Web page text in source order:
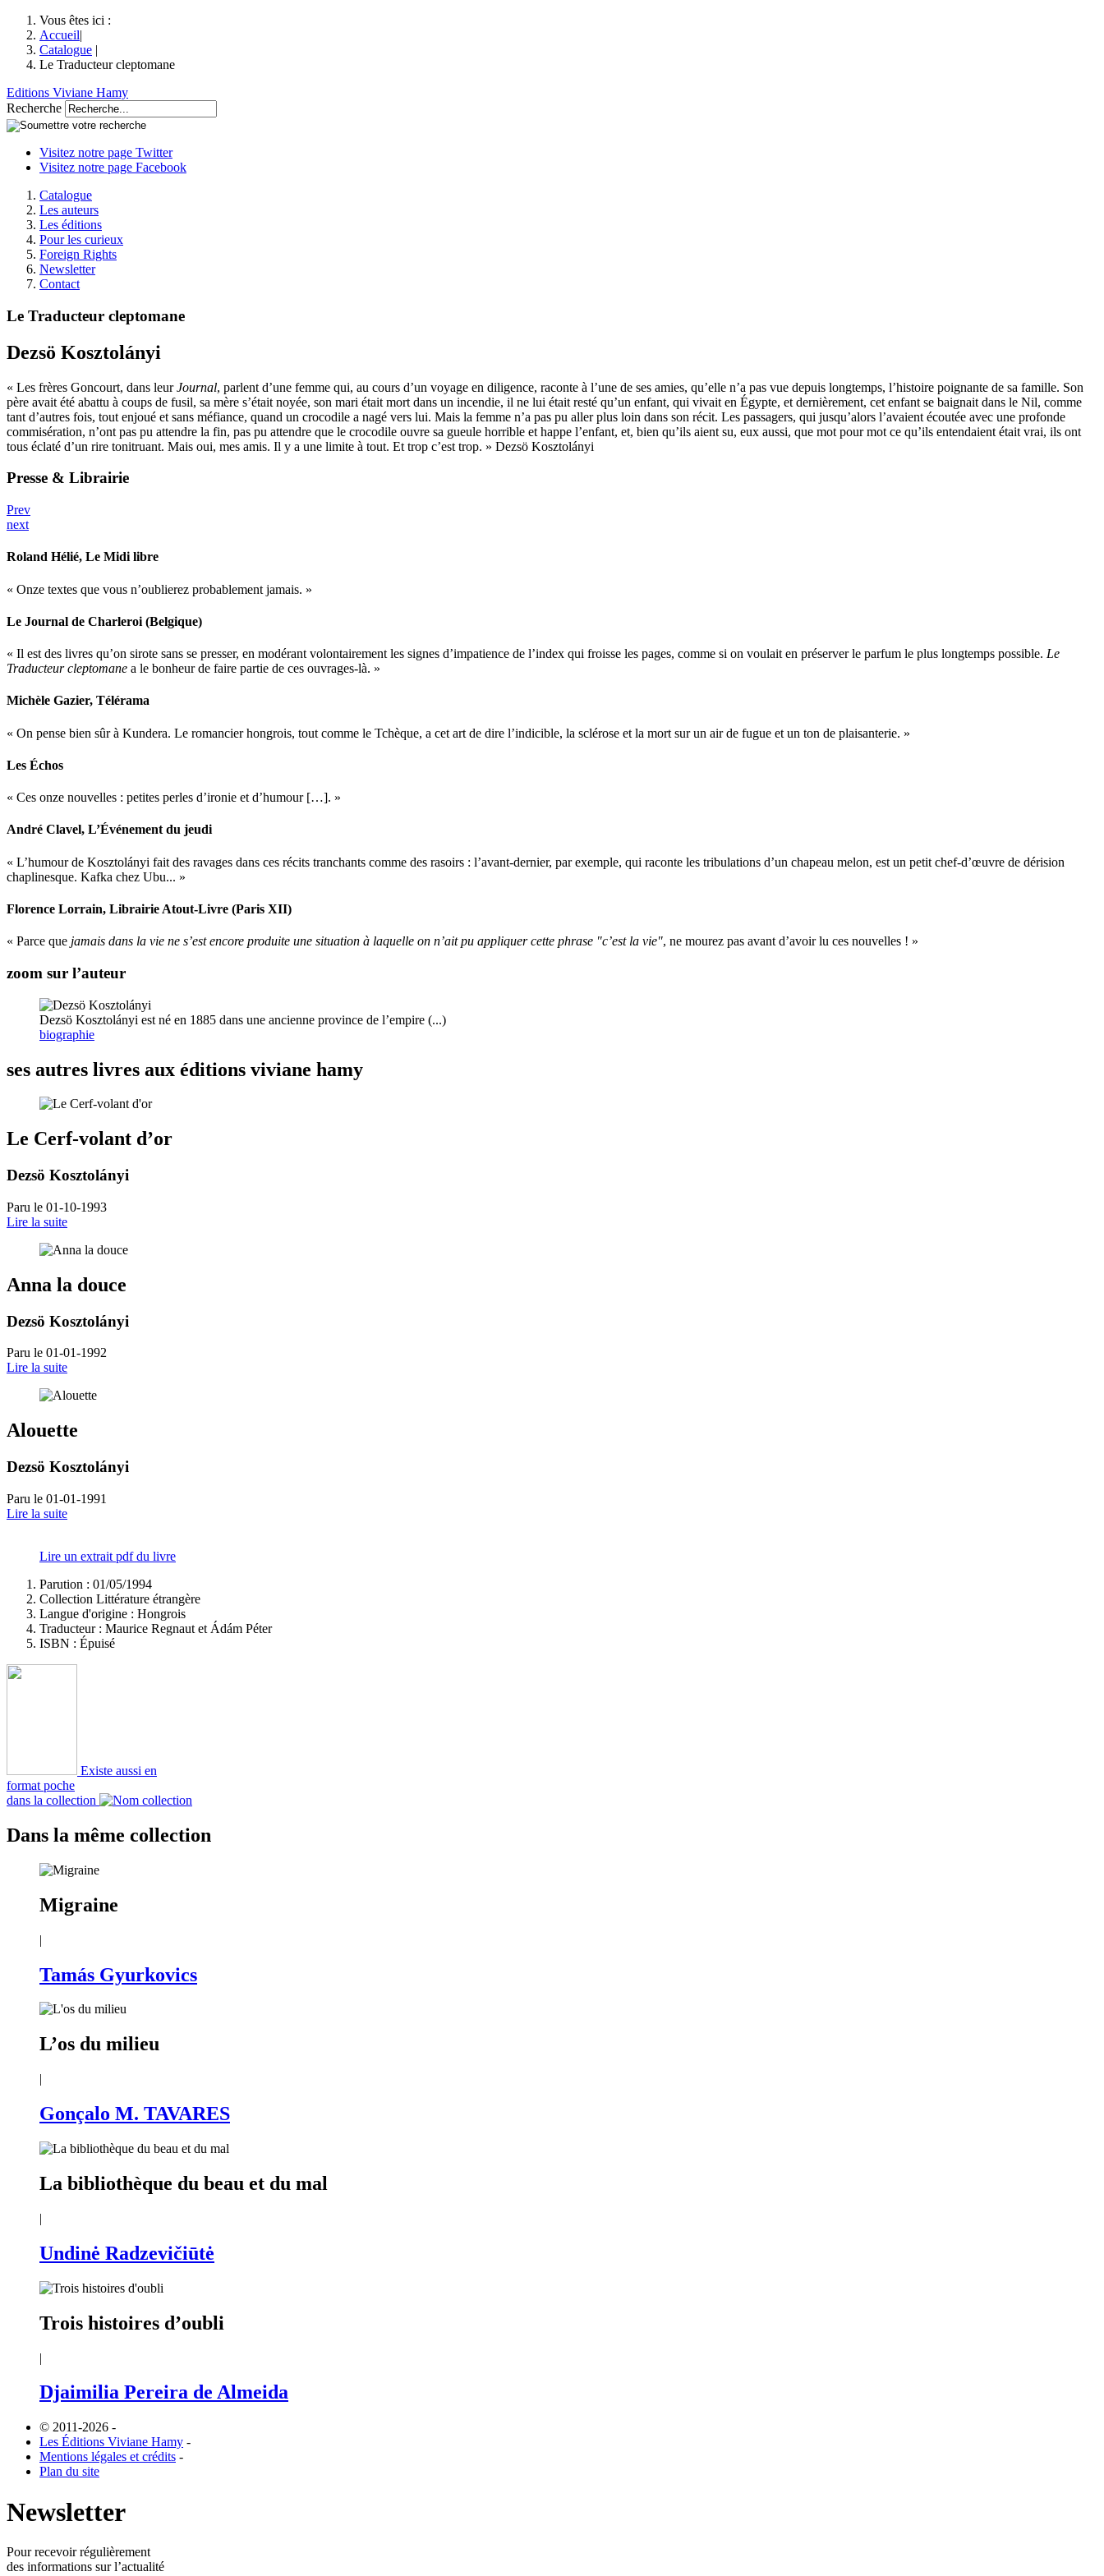
Vous êtes ici :
Accueil|
Catalogue |
Le Traducteur cleptomane
Editions Viviane Hamy
Recherche
Visitez notre page Twitter
Visitez notre page Facebook
Catalogue
Les auteurs
Les éditions
Pour les curieux
Foreign Rights
Newsletter
Contact
Le Traducteur cleptomane
Dezsö Kosztolányi
« Les frères Goncourt, dans leurJournal, parlent d’une femme qui, au cours d’un voyage en diligence, raconte à l’une de ses amies, qu’elle n’a pas vue depuis longtemps, l’histoire poignante de sa famille. Son
père avait été abattu à coups de fusil, sa mère s’était noyée, son mari était mort dans un incendie, il ne lui était resté qu’un enfant, qui vivait en Égypte, et dernièrement, cet enfant se baignait dans le Nil, comme
tant d’autres fois, tout enjoué et sans méfiance, quand un crocodile a nagé vers lui. Mais la femme n’a pas pu aller plus loin dans son récit. Les passagers, qui jusqu’alors l’avaient écoutée avec une profonde
commisération, n’ont pas pu attendre la fin, pas pu attendre que le crocodile ouvre sa gueule horrible et happe l’enfant, et, bien qu’ils aient su, eux aussi, que mot pour mot ce qu’ils entendaient était vrai, ils ont
tous éclaté d’un rire tonitruant. Mais oui, mes amis. Il y a une limite à tout. Et trop c’est trop. » Dezsö Kosztolányi
Presse & Librairie
Prev
next
Roland Hélié, Le Midi libre
« Onze textes que vous n’oublierez probablement jamais. »
Le Journal de Charleroi (Belgique)
« Il est des livres qu’on sirote sans se presser, en modérant volontairement les signes d’impatience de l’index qui froisse les pages, comme si on voulait en préserver le parfum le plus longtemps possible. Le
Traducteur cleptomane a le bonheur de faire partie de ces ouvrages-là. »
Michèle Gazier, Télérama
« On pense bien sûr à Kundera. Le romancier hongrois, tout comme le Tchèque, a cet art de dire l’indicible, la sclérose et la mort sur un air de fugue et un ton de plaisanterie. »
Les Échos
« Ces onze nouvelles : petites perles d’ironie et d’humour […]. »
André Clavel, L’Événement du jeudi
« L’humour de Kosztolányi fait des ravages dans ces récits tranchants comme des rasoirs : l’avant-dernier, par exemple, qui raconte les tribulations d’un chapeau melon, est un petit chef-d’œuvre de dérision
chaplinesque. Kafka chez Ubu... »
Florence Lorrain, Librairie Atout-Livre (Paris XII)
« Parce que jamais dans la vie ne s’est encore produite une situation à laquelle on n’ait pu appliquer cette phrase "c’est la vie", ne mourez pas avant d’avoir lu ces nouvelles ! »
zoom sur l’auteur
Dezsö Kosztolányi est né en 1885 dans une ancienne province de l’empire (...)
biographie
ses autres livres aux éditions viviane hamy
Le Cerf-volant d’or
Dezsö Kosztolányi
Paru le 01-10-1993
Lire la suite
Anna la douce
Dezsö Kosztolányi
Paru le 01-01-1992
Lire la suite
Alouette
Dezsö Kosztolányi
Paru le 01-01-1991
Lire la suite
Lire un extrait pdf du livre
Parution : 01/05/1994
Collection Littérature étrangère
Langue d'origine : Hongrois
Traducteur : Maurice Regnaut et Ádám Péter
ISBN : Épuisé
Existe aussi en
format poche
dans la collection
Dans la même collection
Migraine
|
Tamás Gyurkovics
L’os du milieu
|
Gonçalo M. TAVARES
La bibliothèque du beau et du mal
|
Undinė Radzevičiūtė
Trois histoires d’oubli
|
Djaimilia Pereira de Almeida
© 2011-2026 -
Les Éditions Viviane Hamy -
Mentions légales et crédits -
Plan du site
Newsletter
Pour recevoir régulièrement
des informations sur l’actualité